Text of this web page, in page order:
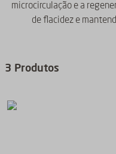
microcirculação e a
de flacidez e
3 Produtos